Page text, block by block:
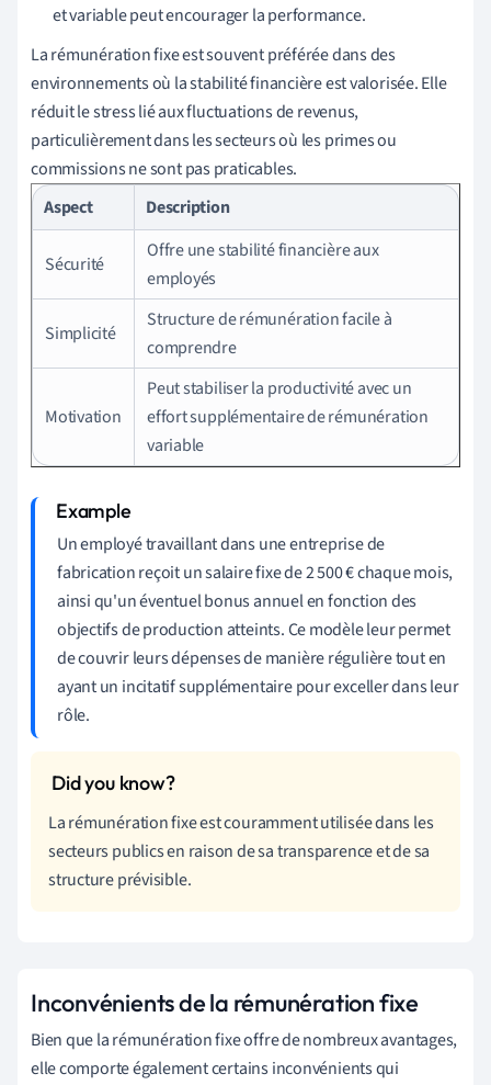
et variable peut encourager la performance.
La rémunération fixe est souvent préférée dans des
environnements où la stabilité financière est valorisée. Elle
réduit le stress lié aux fluctuations de revenus,
particulièrement dans les secteurs où les primes ou
commissions ne sont pas praticables.
Aspect
Description
Sécurité
Offre une stabilité financière aux
employés
Simplicité
Structure de rémunération facile à
comprendre
Motivation
Peut stabiliser la productivité avec un
effort supplémentaire de rémunération
variable
Un employé travaillant dans une entreprise de
fabrication reçoit un salaire fixe de 2 500 € chaque mois,
ainsi qu'un éventuel bonus annuel en fonction des
objectifs de production atteints. Ce modèle leur permet
de couvrir leurs dépenses de manière régulière tout en
ayant un incitatif supplémentaire pour exceller dans leur
rôle.
La rémunération fixe est couramment utilisée dans les
secteurs publics en raison de sa transparence et de sa
structure prévisible.
Inconvénients de la rémunération fixe
Bien que la rémunération fixe offre de nombreux avantages,
elle comporte également certains inconvénients qui